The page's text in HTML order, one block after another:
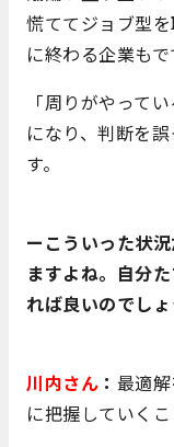
慌ててジョブ型
に終わる企業もで
「周りがやって
になり、判断を
す。
ーこういった状
ますよね。自分
れば良いのでしょ
川内さん ： 最適
に把握していくこ